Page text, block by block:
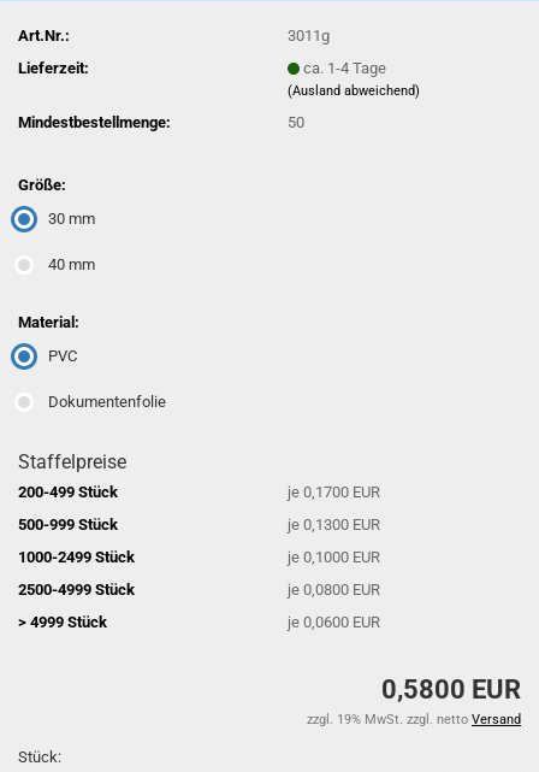
Art.Nr.:
3011g
Lieferzeit:
ca. 1-4 Tage
(Ausland abweichend)
Mindestbestellmenge: 50
Größe:
30 mm
40 mm
Material:
PVC
Dokumentenfolie
Staffelpreise
200-499 Stück
je 0,1700 EUR
500-999 Stück
je 0,1300 EUR
1000-2499 Stück
je 0,1000 EUR
2500-4999 Stück
je 0,0800 EUR
> 4999 Stück
je 0,0600 EUR
0,5800 EUR
zzgl. 19% MwSt. zzgl. netto Versand
Stück: